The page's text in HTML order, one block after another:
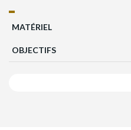
MATÉRIEL
OBJECTIFS